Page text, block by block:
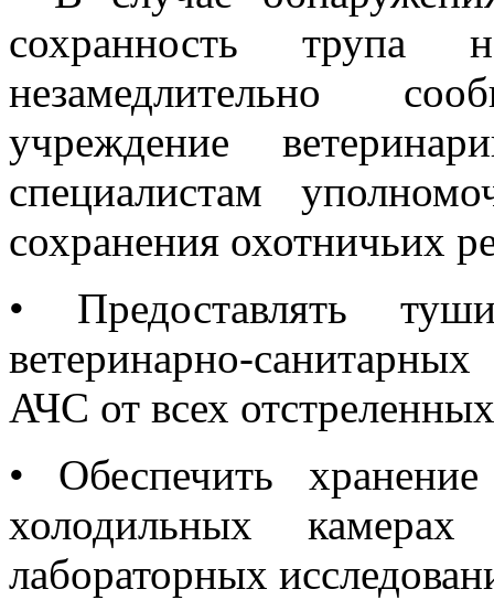
сохранность
незамедлительно
учреждение
специалистам
сохранения охотничьих
• Предоставлять
ветеринарно-
АЧС от всех
• Обеспечить
холодильных
лабораторных